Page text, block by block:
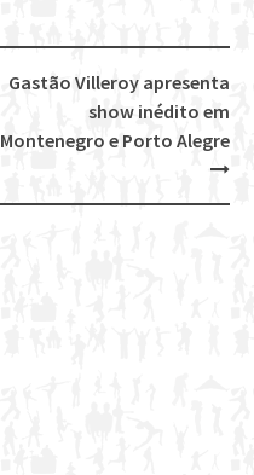
Gastão Villeroy apresenta
show inédito em
Montenegro e Porto Alegre